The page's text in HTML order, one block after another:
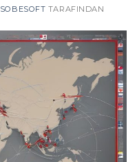
SOBESOFT TARAFINDAN